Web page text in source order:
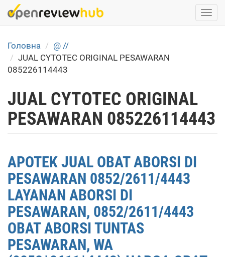
Skip
to
content
Головна
@ //
JUAL CYTOTEC ORIGINAL PESAWARAN
085226114443
JUAL CYTOTEC ORIGINAL
PESAWARAN 085226114443
APOTEK JUAL OBAT ABORSI DI
PESAWARAN 0852/2611/4443
LAYANAN ABORSI DI
PESAWARAN, 0852/2611/4443
OBAT ABORSI TUNTAS
PESAWARAN, WA